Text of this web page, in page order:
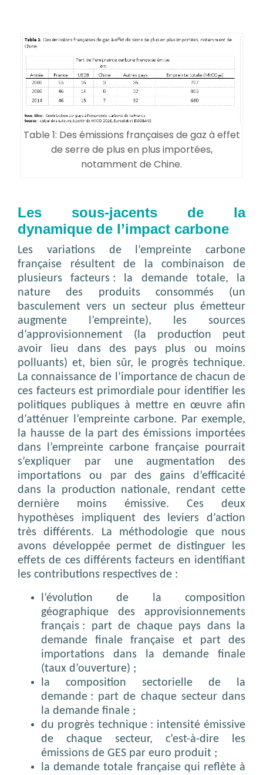
Table 1: Des émissions françaises de gaz à effet
de serre de plus en plus importées,
notamment de Chine.
Les sous-jacents de la
dynamique de l’impact carbone
Les variations de l’empreinte carbone
française résultent de la combinaison de
plusieurs facteurs : la demande totale, la
nature des produits consommés (un
basculement vers un secteur plus émetteur
augmente l’empreinte), les sources
d’approvisionnement (la production peut
avoir lieu dans des pays plus ou moins
polluants) et, bien sûr, le progrès technique.
La connaissance de l’importance de chacun de
ces facteurs est primordiale pour identifier les
politiques publiques à mettre en œuvre afin
d’atténuer l’empreinte carbone. Par exemple,
la hausse de la part des émissions importées
dans l’empreinte carbone française pourrait
s’expliquer par une augmentation des
importations ou par des gains d’efficacité
dans la production nationale, rendant cette
dernière moins émissive. Ces deux
hypothèses impliquent des leviers d’action
très différents. La méthodologie que nous
avons développée permet de distinguer les
effets de ces différents facteurs en identifiant
les contributions respectives de :
l’évolution de la composition
géographique des approvisionnements
français : part de chaque pays dans la
demande finale française et part des
importations dans la demande finale
(taux d’ouverture) ;
la composition sectorielle de la
demande : part de chaque secteur dans
la demande finale ;
du progrès technique : intensité émissive
de chaque secteur, c’est-à-dire les
émissions de GES par euro produit ;
la demande totale française qui reflète à